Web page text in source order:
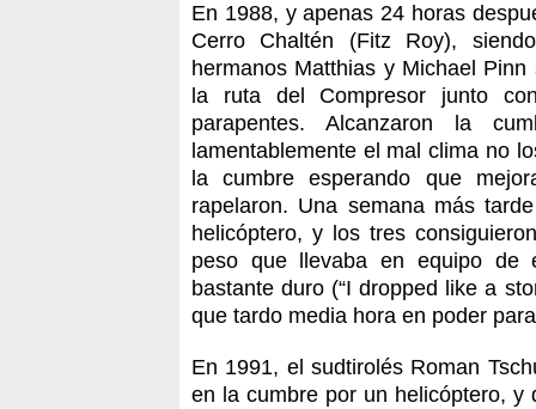
En 1988, y apenas 24 horas
Cerro Chaltén (Fitz Roy),
hermanos Matthias y Michael
la ruta del Compresor junto
parapentes. Alcanzaron la
lamentablemente el mal clima no
la cumbre esperando que
rapelaron. Una semana más
helicóptero, y los tres
peso que llevaba en equipo de
bastante duro (“I dropped like a
que tardo media hora en poder
En 1991, el sudtirolés Roman
en la cumbre por un helicóptero, y